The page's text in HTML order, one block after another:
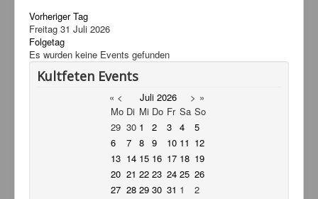
Vorheriger Tag
Freitag 31 Juli 2026
Folgetag
Es wurden keine Events gefunden
Kultfeten Events
« < Juli 2026 > »
Mo Di Mi Do Fr Sa So
29 30 1 2 3 4
5
6
7 8 9 10 11 12
13 14 15 16 17 18 19
20 21 22 23 24 25 26
27 28 29 30 31 1 2